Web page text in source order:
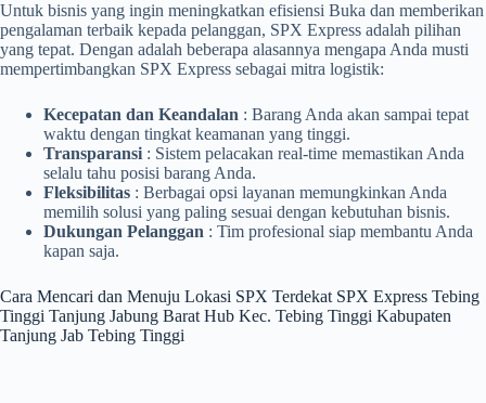
Untuk bisnis yang ingin meningkatkan efisiensi Buka dan memberikan
pengalaman terbaik kepada pelanggan, SPX Express adalah pilihan
yang tepat. Dengan adalah beberapa alasannya mengapa Anda musti
mempertimbangkan SPX Express sebagai mitra logistik:
Kecepatan dan Keandalan : Barang Anda akan sampai tepat
waktu dengan tingkat keamanan yang tinggi.
Transparansi : Sistem pelacakan real-time memastikan Anda
selalu tahu posisi barang Anda.
Fleksibilitas : Berbagai opsi layanan memungkinkan Anda
memilih solusi yang paling sesuai dengan kebutuhan bisnis.
Dukungan Pelanggan : Tim profesional siap membantu Anda
kapan saja.
Cara Mencari dan Menuju Lokasi SPX Terdekat SPX Express Tebing
Tinggi Tanjung Jabung Barat Hub Kec. Tebing Tinggi Kabupaten
Tanjung Jab Tebing Tinggi